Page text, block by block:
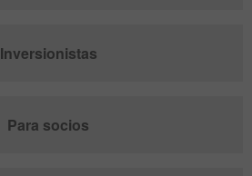
Inversionistas
Para socios